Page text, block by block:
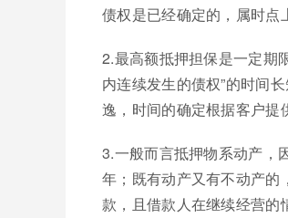
债权是已经确定的，属时点
2.最高额抵押担保是一定期
内连续发生的债权”的时间
逸，时间的确定根据客户提
3.一般而言抵押物系动产，
年；既有动产又有不动产的
款，且借款人在继续经营的